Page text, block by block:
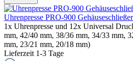
Uhrenpresse PRO-900 Gehäuseschließer
1x Uhrenpresse und 12x Universal
mm, 42/40 mm, 38/36 mm, 34/33 mm,
mm, 23/21 mm, 20/18 mm)
Lieferzeit 1-3 Tage